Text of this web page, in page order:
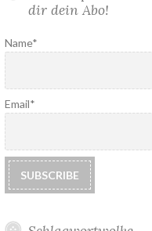
dir dein Abo!
Name*
Email*